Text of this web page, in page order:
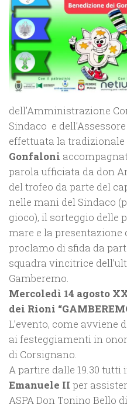
dell’Amministrazione
Sindaco e
effettuata la tradizionale
Gonfaloni
parola ufficiata da don
del trofeo da parte del
nelle mani del Sindaco
gioco), il sorteggio delle
mare e la presentazione
proclamo di sfida da
squadra vincitrice
Gamberemo.
Mercoledì 14 agosto
dei Rioni
L’evento, come avviene
ai festeggiamenti in
di Corsignano.
A partire dalle 19.30 tutti
Emanuele II per
ASPA Don Tonino Bello